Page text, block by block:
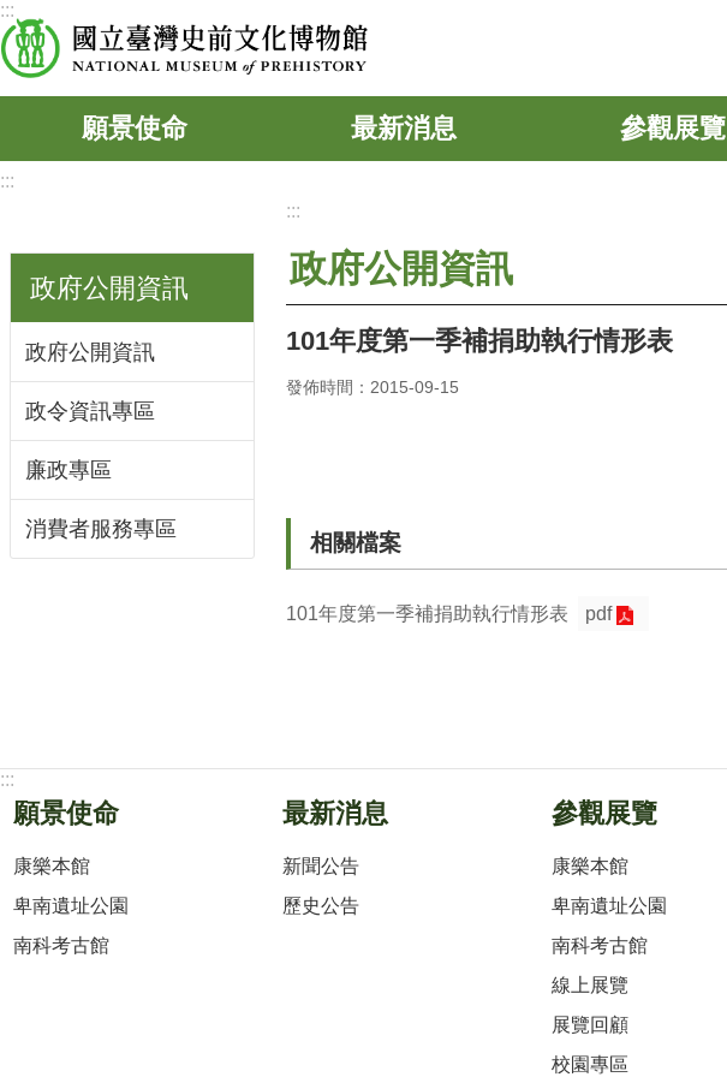
跳到主要內容區塊
:::
願景使命 最新消息 參觀展覽
:::
政府公開資訊
政府公開資訊
政令資訊專區
廉政專區
消費者服務專區
:::
政府公開資訊
101年度第一季補捐助執行情形表
發佈時間：2015-09-15
相關檔案
101年度第一季補捐助執行情形表 pdf
:::
願景使命
康樂本館
卑南遺址公園
南科考古館
最新消息
新聞公告
歷史公告
參觀展覽
康樂本館
卑南遺址公園
南科考古館
線上展覽
展覽回顧
校園專區